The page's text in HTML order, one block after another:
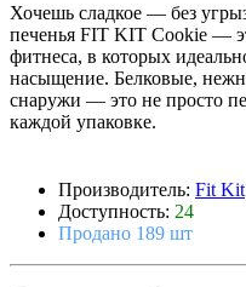
Хочешь сладкое — без
печенья FIT KIT Cookie —
фитнеса, в которых
насыщение. Белковые,
снаружи — это не просто
каждой упаковке.
Производитель: Fit Kit
Доступность: 24
Продано 189 шт